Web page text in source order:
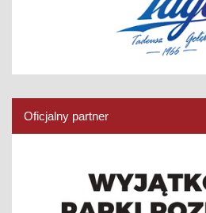
Oficjalny partner